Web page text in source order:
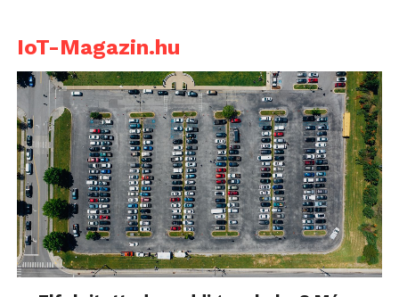
IoT-Magazin.hu